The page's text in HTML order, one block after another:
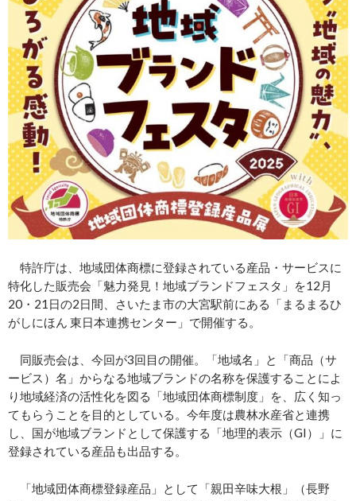
特許庁は、地域団体商標に登録されている産品・サービスに
特化した販売会「魅力発見！地域ブランドフェスタ」を12月
20・21日の2日間、さいたま市の大宮駅前にある「まるまるひ
がしにほん 東日本連携センター」で開催する。
同販売会は、今回が3回目の開催。「地域名」と「商品（サ
ービス）名」からなる地域ブランドの名称を保護することによ
り地域経済の活性化を図る「地域団体商標制度」を、広く知っ
てもらうことを目的としている。今年度は農林水産省と連携
し、国が地域ブランドとして保護する「地理的表示（GI）」に
登録されている産品も出品する。
「地域団体商標登録産品」として「親田辛味大根」（長野